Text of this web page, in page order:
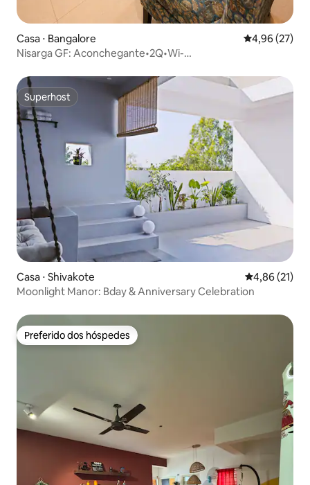
Casa ⋅ Bangalore 4,96 de uma
4,96 (27)
Nisarga GF: Aconchegante•2Q•Wi-
Superhost
Superhost
Casa ⋅ Shivakote 4,86 de uma
4,86 (21)
Moonlight Manor: Bday & Anniversary Celebration
Preferido dos hóspedes
Preferido dos hóspedes